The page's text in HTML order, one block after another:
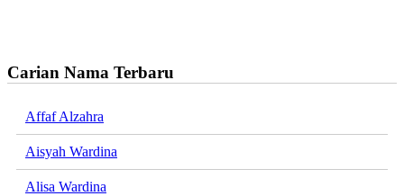
Carian Nama Terbaru
Affaf Alzahra
Aisyah Wardina
Alisa Wardina